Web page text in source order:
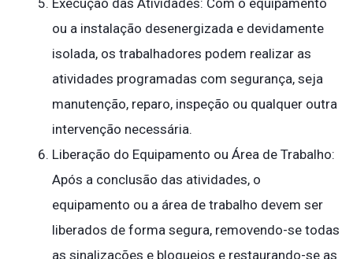
Execução das Atividades: Com o equipamento
ou a instalação desenergizada e devidamente
isolada, os trabalhadores podem realizar as
atividades programadas com segurança, seja
manutenção, reparo, inspeção ou qualquer outra
intervenção necessária.
Liberação do Equipamento ou Área de Trabalho:
Após a conclusão das atividades, o
equipamento ou a área de trabalho devem ser
liberados de forma segura, removendo-se todas
as sinalizações e bloqueios e restaurando-se as